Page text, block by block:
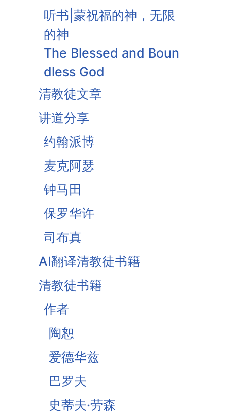
听书|蒙祝福的神，无限
的神
The Blessed and Boun
dless God
听书|信而求据
Faith Seeking Assuran
ce
安慰与圣洁-基督祭司工
作之果
基督为人的罪受苦
基督徒的珍宝-知足
《柔和谦卑》合集
战胜罪恶的惧怕
清教徒文章
讲道分享
约翰派博
麦克阿瑟
钟马田
保罗华许
司布真
AI翻译清教徒书籍
清教徒书籍
作者
陶恕
爱德华兹
巴罗夫
史蒂夫·劳森